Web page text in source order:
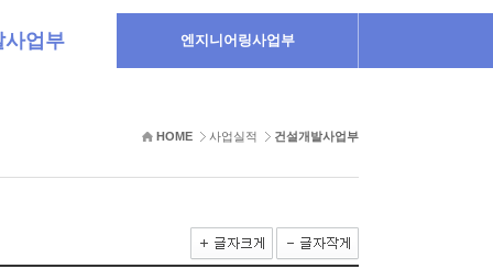
사업부 엔지니어링사업부
HOME 사업실적 건설개발사업부